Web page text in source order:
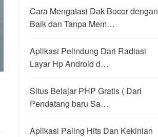
Cara Mengatasi Dak Bocor dengan
Baik dan Tanpa Mem…
Aplikasi Pelindung Dari Radiasi
Layar Hp Android d…
Situs Belajar PHP Gratis ( Dari
Pendatang baru Sa…
Aplikasi Paling Hits Dan Kekinian